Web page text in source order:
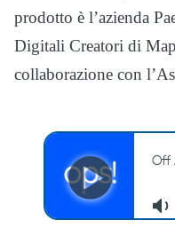
prodotto è l’azienda
Digitali Creatori di
collaborazione con